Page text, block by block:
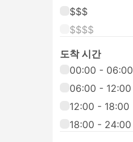
$$$
$$$$
도착 시간
00:00 - 06:00
06:00 - 12:00
12:00 - 18:00
18:00 - 24:00